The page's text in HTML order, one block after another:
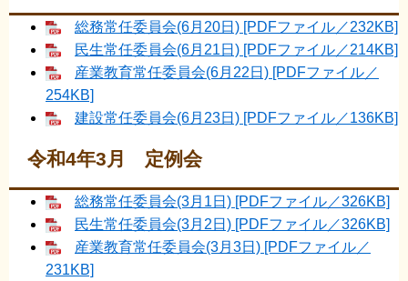
総務常任委員会(6月20日) [PDFファイル／232KB]
民生常任委員会(6月21日) [PDFファイル／214KB]
産業教育常任委員会(6月22日) [PDFファイル／
254KB]
建設常任委員会(6月23日) [PDFファイル／136KB]
令和4年3月 定例会
総務常任委員会(3月1日) [PDFファイル／326KB]
民生常任委員会(3月2日) [PDFファイル／326KB]
産業教育常任委員会(3月3日) [PDFファイル／
231KB]